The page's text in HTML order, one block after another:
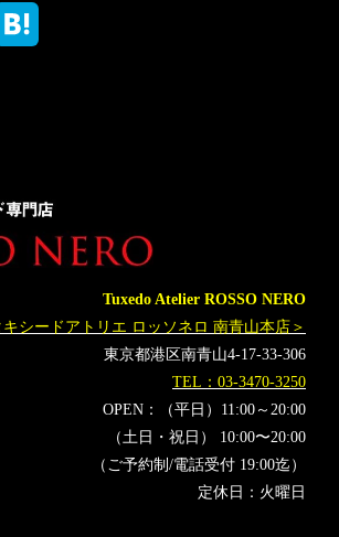
Tuxedo Atelier ROSSO NERO
キシードアトリエ ロッソネロ 南青山本店＞
東京都港区南青山4-17-33-306
TEL：03-3470-3250
OPEN：（平日）11:00～20:00
（土日・祝日） 10:00〜20:00
（ご予約制/電話受付 19:00迄）
定休日：火曜日